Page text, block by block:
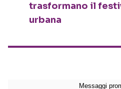
trasformano il
urbana